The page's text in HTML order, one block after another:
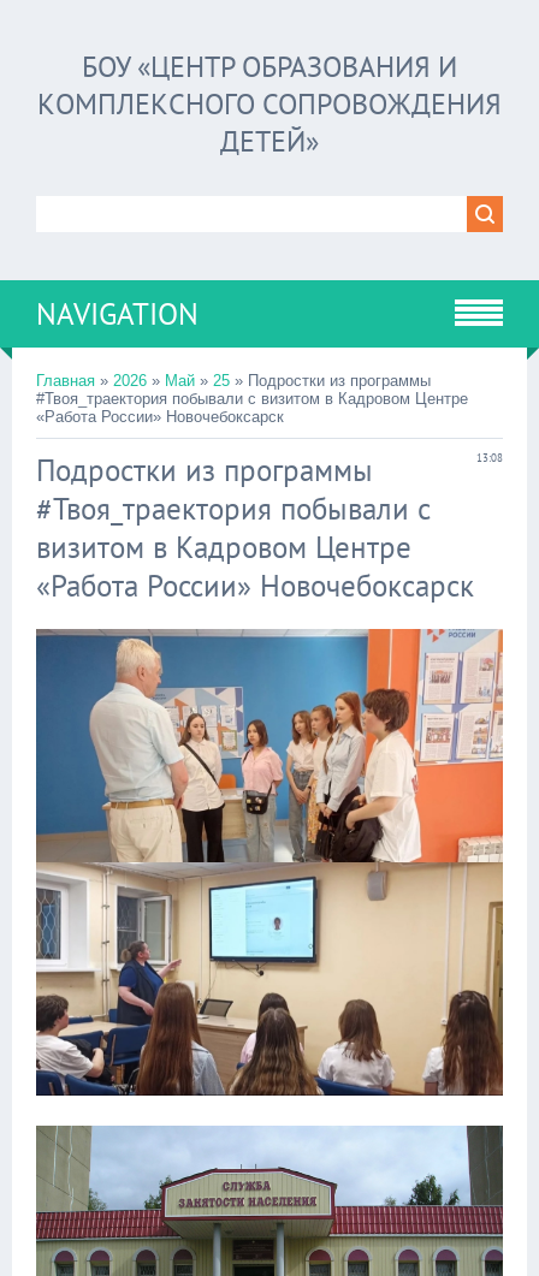
БОУ «ЦЕНТР ОБРАЗОВАНИЯ И
КОМПЛЕКСНОГО СОПРОВОЖДЕНИЯ
ДЕТЕЙ»
NAVIGATION
Главная » 2026 » Май » 25 » Подростки из программы
#Твоя_траектория побывали с визитом в Кадровом Центре
«Работа России» Новочебоксарск
13:08
Подростки из программы
#Твоя_траектория побывали с
визитом в Кадровом Центре
«Работа России» Новочебоксарск